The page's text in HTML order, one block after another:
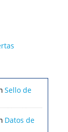
Sello de
Datos de